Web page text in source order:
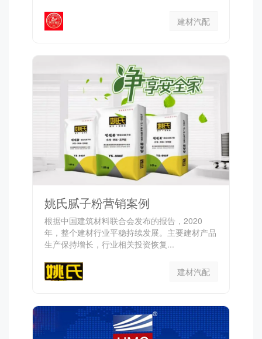
建材汽配
姚氏腻子粉营销案例
根据中国建筑材料联合会发布的报告，2020
年，整个建材行业平稳持续发展。主要建材产品
生产保持增长，行业相关投资恢复...
建材汽配